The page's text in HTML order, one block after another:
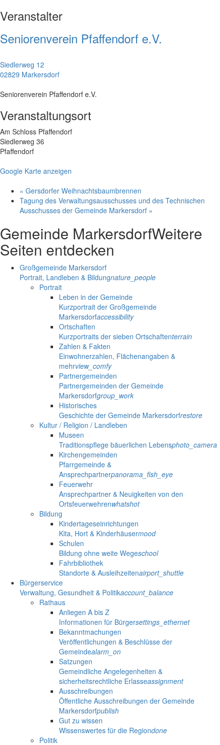
Veranstalter
Seniorenverein Pfaffendorf e.V.
Siedlerweg 12
02829 Markersdorf
Seniorenverein Pfaffendorf e.V.
Veranstaltungsort
Am Schloss Pfaffendorf
Siedlerweg 36
Pfaffendorf
Google Karte anzeigen
« Gersdorfer Weihnachtsbaumbrennen
Tagung des Verwaltungsausschusses und des Technischen
Ausschusses der Gemeinde Markersdorf »
Gemeinde MarkersdorfWeitere
Seiten entdecken
Großgemeinde Markersdorf
Portrait, Landleben & Bildungnature_people
Portrait
Leben in der Gemeinde
Kurzportrait der Großgemeinde
Markersdorfaccessibility
Ortschaften
Kurzportraits der sieben Ortschaftenterrain
Zahlen & Fakten
Einwohnerzahlen, Flächenangaben &
mehrview_comfy
Partnergemeinden
Partnergemeinden der Gemeinde
Markersdorfgroup_work
Historisches
Geschichte der Gemeinde Markersdorfrestore
Kultur / Religion / Landleben
Museen
Traditionspflege bäuerlichen Lebensphoto_camera
Kirchengemeinden
Pfarrgemeinde &
Ansprechpartnerpanorama_fish_eye
Feuerwehr
Ansprechpartner & Neuigkeiten von den
Ortsfeuerwehrenwhatshot
Bildung
Kindertageseinrichtungen
Kita, Hort & Kinderhäusermood
Schulen
Bildung ohne weite Wegeschool
Fahrbibliothek
Standorte & Ausleihzeitenairport_shuttle
Bürgerservice
Verwaltung, Gesundheit & Politikaccount_balance
Rathaus
Anliegen A bis Z
Informationen für Bürgersettings_ethernet
Bekanntmachungen
Veröffentlichungen & Beschlüsse der
Gemeindealarm_on
Satzungen
Gemeindliche Angelegenheiten &
sicherheitsrechtliche Erlasseassignment
Ausschreibungen
Öffentliche Ausschreibungen der Gemeinde
Markersdorfpublish
Gut zu wissen
Wissenswertes für die Regiondone
Politik